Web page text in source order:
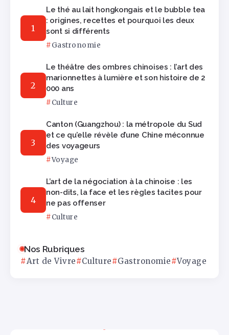
Le thé au lait hongkongais et le bubble tea
: origines, recettes et pourquoi les deux
sont si différents
Gastronomie
Le théâtre des ombres chinoises : l’art des
marionnettes à lumière et son histoire de 2
000 ans
Culture
Canton (Guangzhou) : la métropole du Sud
et ce qu’elle révèle d’une Chine méconnue
des voyageurs
Voyage
L’art de la négociation à la chinoise : les
non-dits, la face et les règles tacites pour
ne pas offenser
Culture
Nos Rubriques
Art de Vivre Culture Gastronomie Voyage